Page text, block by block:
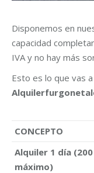
Disponemos en
capacidad
IVA y no hay más
Esto es lo que vas
CONCEPTO
Alquiler 1 día
máximo)